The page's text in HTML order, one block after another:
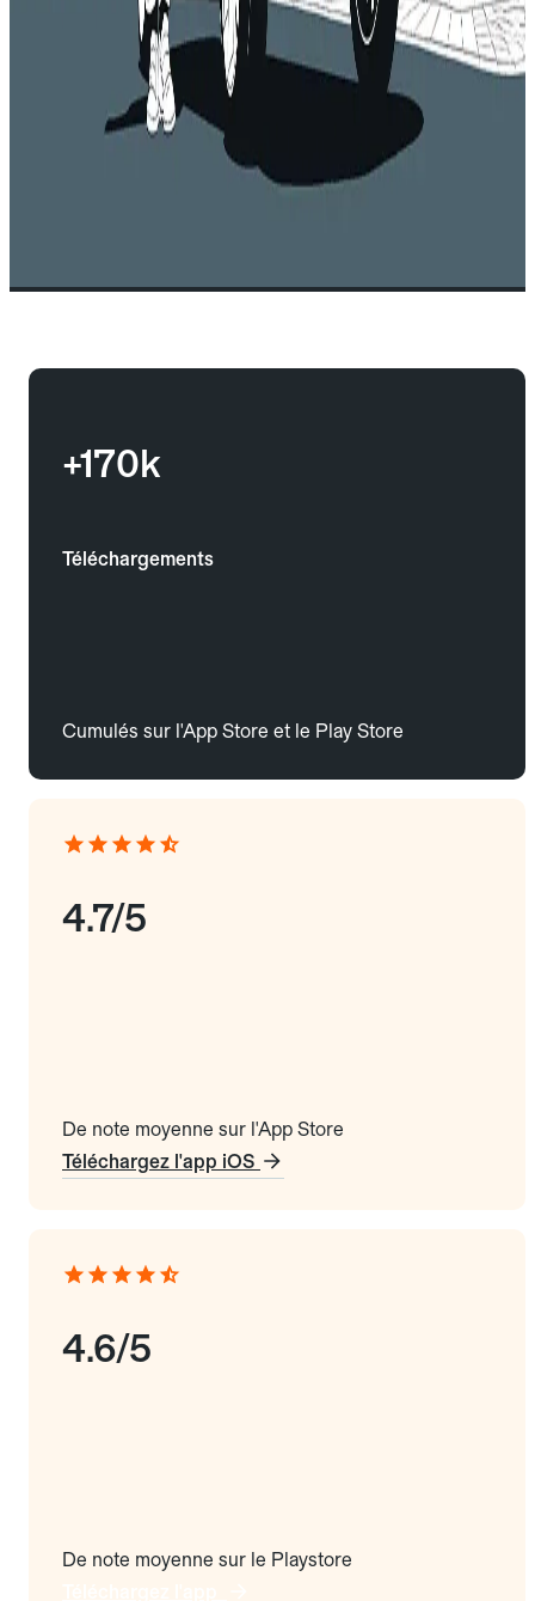
+170k
Téléchargements
Cumulés sur l'App Store et le Play Store
4.7/5
De note moyenne sur l'App Store
Téléchargez l'app iOS
4.6/5
De note moyenne sur le Playstore